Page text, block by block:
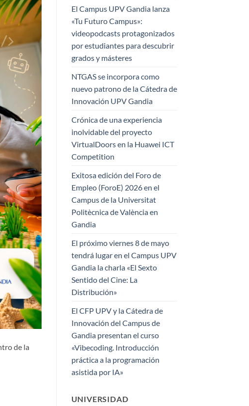
de la
El Campus UPV Gandia lanza
«Tu Futuro Campus»:
videopodcasts protagonizados
por estudiantes para descubrir
grados y másteres
NTGAS se incorpora como
nuevo patrono de la Cátedra de
Innovación UPV Gandia
Crónica de una experiencia
inolvidable del proyecto
VirtualDoors en la Huawei ICT
Competition
Exitosa edición del Foro de
Empleo (ForoE) 2026 en el
Campus de la Universitat
Politècnica de València en
Gandia
El próximo viernes 8 de mayo
tendrá lugar en el Campus UPV
Gandia la charla «El Sexto
Sentido del Cine: La
Distribución»
El CFP UPV y la Cátedra de
Innovación del Campus de
Gandia presentan el curso
«Vibecoding. Introducción
práctica a la programación
asistida por IA»
UNIVERSIDAD